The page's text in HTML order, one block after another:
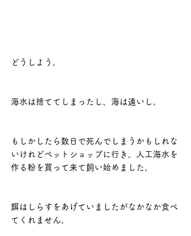
どうしよう。
海水は捨ててしまったし、海は遠いし。
もしかしたら数日で死んでしまうかもしれな
いけれどペットショップに行き、人工海水を
作る粉を買って来て飼い始めました。
餌はしらすをあげていましたがなかなか食べ
てくれません。